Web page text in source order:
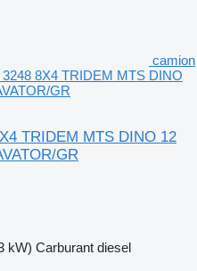
camion
8X4 TRIDEM MTS DINO
GR
TRIDEM MTS DINO 12
GR
kW) Carburant diesel